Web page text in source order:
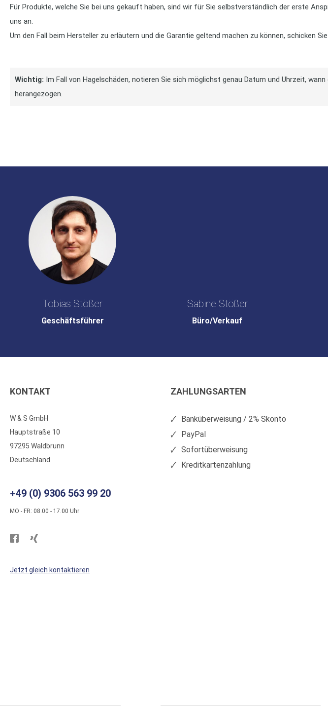
Für Produkte, welche Sie bei uns gekauft haben, sind wir für Sie selbstverständlich der erste
uns an.
Um den Fall beim Hersteller zu erläutern und die Garantie geltend machen zu können, schicken
Wichtig: Im Fall von Hagelschäden, notieren Sie sich möglichst genau Datum und Uhrzeit,
herangezogen.
Tobias Stößer
Geschäftsführer
Sabine Stößer
Büro/Verkauf
KONTAKT
W & S GmbH
Hauptstraße 10
97295 Waldbrunn
Deutschland
+49 (0) 9306 563 99 20
MO - FR: 08.00 - 17.00 Uhr
Besuchen
WS
WS
Jetzt gleich kontaktieren
ZAHLUNGSARTEN
Banküberweisung / 2% Skonto
PayPal
Sofortüberweisung
Kreditkartenzahlung